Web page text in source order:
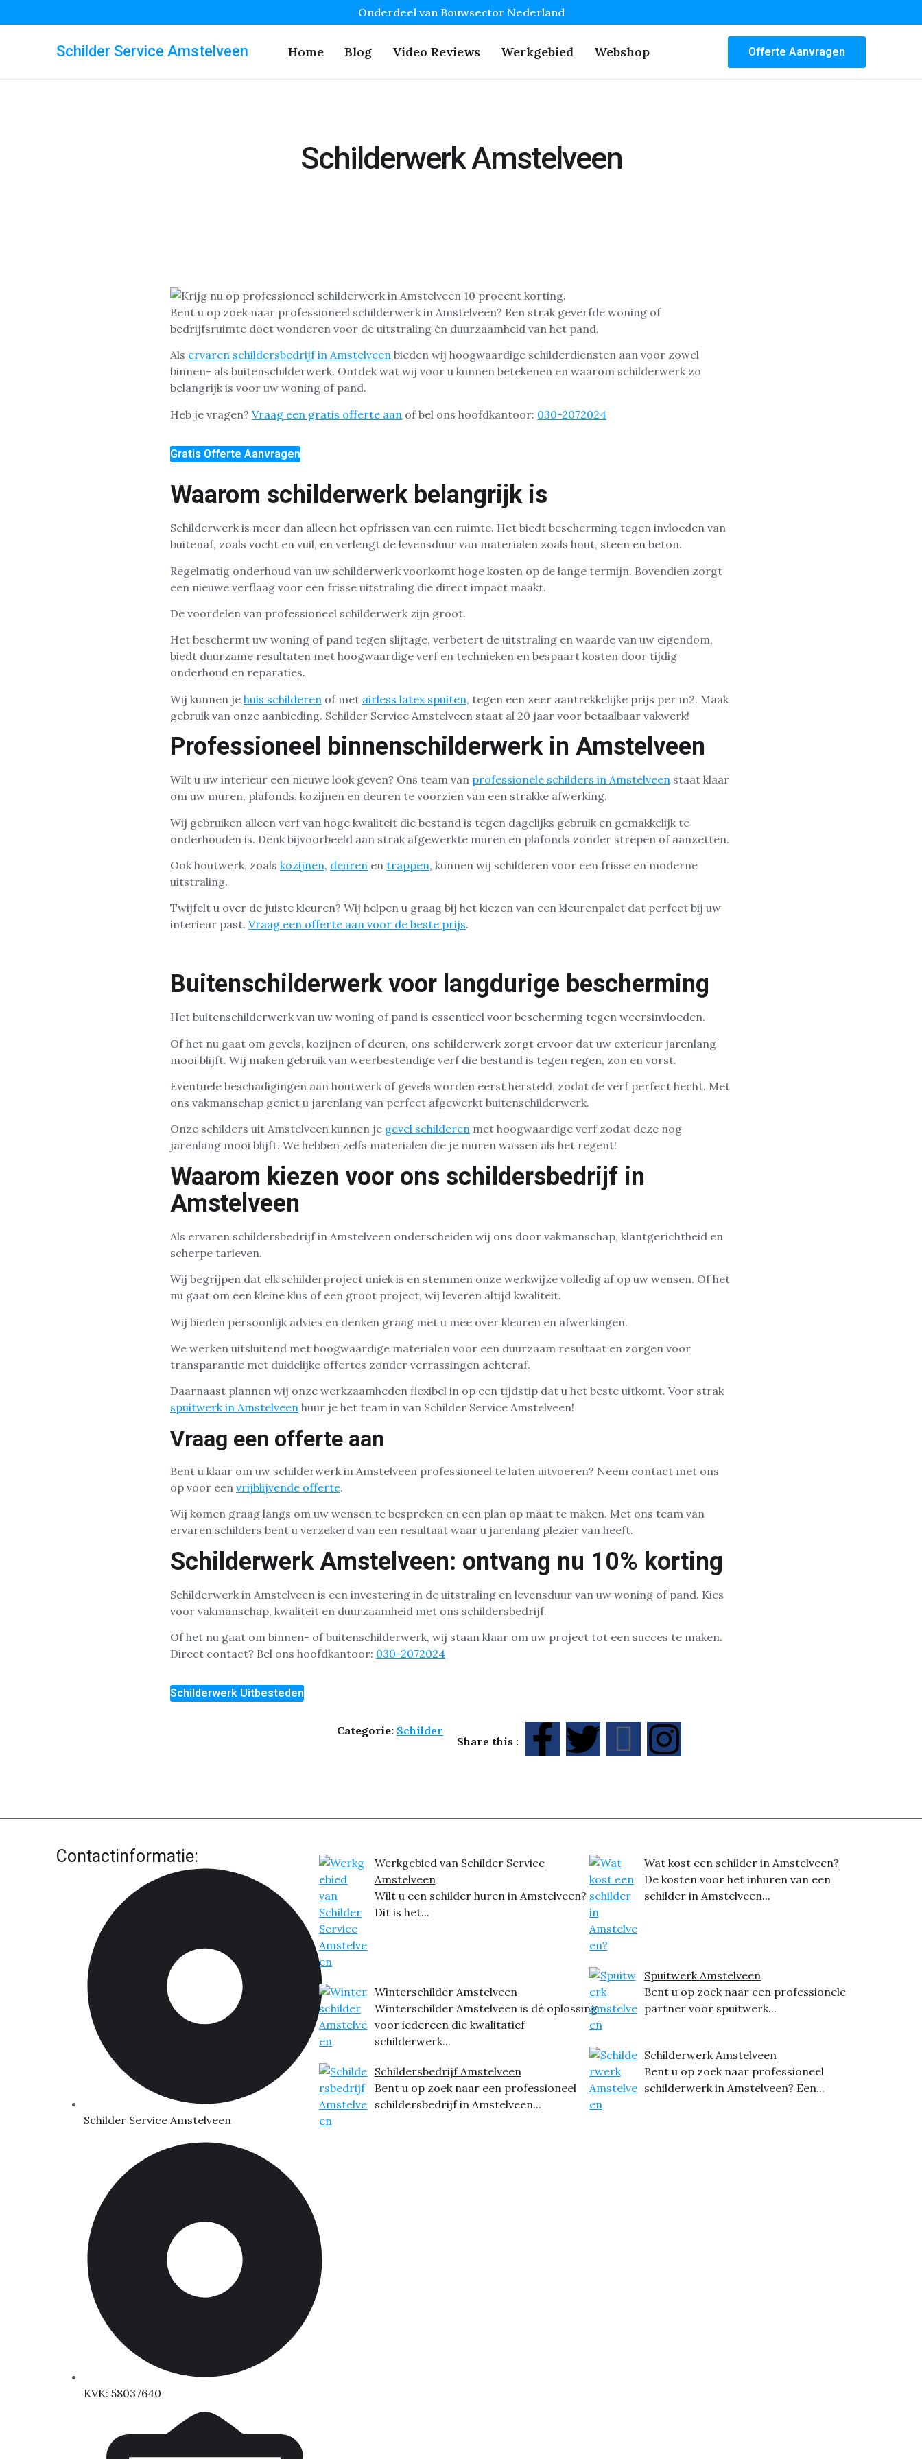
Onderdeel van Bouwsector Nederland
Schilder Service Amstelveen Home Blog Video Reviews Werkgebied Webshop Offerte Aanvragen
Schilderwerk Amstelveen
Bent u op zoek naar professioneel schilderwerk in Amstelveen? Een strak geverfde woning of
bedrijfsruimte doet wonderen voor de uitstraling én duurzaamheid van het pand.
Als ervaren schildersbedrijf in Amstelveen bieden wij hoogwaardige schilderdiensten aan voor zowel
binnen- als buitenschilderwerk. Ontdek wat wij voor u kunnen betekenen en waarom schilderwerk zo
belangrijk is voor uw woning of pand.
Heb je vragen? Vraag een gratis offerte aan of bel ons hoofdkantoor: 030-2072024
Gratis Offerte Aanvragen
Waarom schilderwerk belangrijk is
Schilderwerk is meer dan alleen het opfrissen van een ruimte. Het biedt bescherming tegen invloeden van
buitenaf, zoals vocht en vuil, en verlengt de levensduur van materialen zoals hout, steen en beton.
Regelmatig onderhoud van uw schilderwerk voorkomt hoge kosten op de lange termijn. Bovendien zorgt
een nieuwe verflaag voor een frisse uitstraling die direct impact maakt.
De voordelen van professioneel schilderwerk zijn groot.
Het beschermt uw woning of pand tegen slijtage, verbetert de uitstraling en waarde van uw eigendom,
biedt duurzame resultaten met hoogwaardige verf en technieken en bespaart kosten door tijdig
onderhoud en reparaties.
Wij kunnen je huis schilderen of met airless latex spuiten, tegen een zeer aantrekkelijke prijs per m2. Maak
gebruik van onze aanbieding. Schilder Service Amstelveen staat al 20 jaar voor betaalbaar vakwerk!
Professioneel binnenschilderwerk in Amstelveen
Wilt u uw interieur een nieuwe look geven? Ons team van professionele schilders in Amstelveen staat klaar
om uw muren, plafonds, kozijnen en deuren te voorzien van een strakke afwerking.
Wij gebruiken alleen verf van hoge kwaliteit die bestand is tegen dagelijks gebruik en gemakkelijk te
onderhouden is. Denk bijvoorbeeld aan strak afgewerkte muren en plafonds zonder strepen of aanzetten.
Ook houtwerk, zoals kozijnen, deuren en trappen, kunnen wij schilderen voor een frisse en moderne
uitstraling.
Twijfelt u over de juiste kleuren? Wij helpen u graag bij het kiezen van een kleurenpalet dat perfect bij uw
interieur past. Vraag een offerte aan voor de beste prijs.
Buitenschilderwerk voor langdurige bescherming
Het buitenschilderwerk van uw woning of pand is essentieel voor bescherming tegen weersinvloeden.
Of het nu gaat om gevels, kozijnen of deuren, ons schilderwerk zorgt ervoor dat uw exterieur jarenlang
mooi blijft. Wij maken gebruik van weerbestendige verf die bestand is tegen regen, zon en vorst.
Eventuele beschadigingen aan houtwerk of gevels worden eerst hersteld, zodat de verf perfect hecht. Met
ons vakmanschap geniet u jarenlang van perfect afgewerkt buitenschilderwerk.
Onze schilders uit Amstelveen kunnen je gevel schilderen met hoogwaardige verf zodat deze nog
jarenlang mooi blijft. We hebben zelfs materialen die je muren wassen als het regent!
Waarom kiezen voor ons schildersbedrijf in
Amstelveen
Als ervaren schildersbedrijf in Amstelveen onderscheiden wij ons door vakmanschap, klantgerichtheid en
scherpe tarieven.
Wij begrijpen dat elk schilderproject uniek is en stemmen onze werkwijze volledig af op uw wensen. Of het
nu gaat om een kleine klus of een groot project, wij leveren altijd kwaliteit.
Wij bieden persoonlijk advies en denken graag met u mee over kleuren en afwerkingen.
We werken uitsluitend met hoogwaardige materialen voor een duurzaam resultaat en zorgen voor
transparantie met duidelijke offertes zonder verrassingen achteraf.
Daarnaast plannen wij onze werkzaamheden flexibel in op een tijdstip dat u het beste uitkomt. Voor strak
spuitwerk in Amstelveen huur je het team in van Schilder Service Amstelveen!
Vraag een offerte aan
Bent u klaar om uw schilderwerk in Amstelveen professioneel te laten uitvoeren? Neem contact met ons
op voor een vrijblijvende offerte.
Wij komen graag langs om uw wensen te bespreken en een plan op maat te maken. Met ons team van
ervaren schilders bent u verzekerd van een resultaat waar u jarenlang plezier van heeft.
Schilderwerk Amstelveen: ontvang nu 10% korting
Schilderwerk in Amstelveen is een investering in de uitstraling en levensduur van uw woning of pand. Kies
voor vakmanschap, kwaliteit en duurzaamheid met ons schildersbedrijf.
Of het nu gaat om binnen- of buitenschilderwerk, wij staan klaar om uw project tot een succes te maken.
Direct contact? Bel ons hoofdkantoor: 030-2072024
Schilderwerk Uitbesteden
Categorie: Schilder
Share this :
Contactinformatie:
Schilder Service Amstelveen
KVK: 58037640
Werkgebied van Schilder Service
Amstelveen
Wilt u een schilder huren in Amstelveen?
Dit is het...
Winterschilder Amstelveen
Winterschilder Amstelveen is dé oplossing
voor iedereen die kwalitatief
schilderwerk...
Schildersbedrijf Amstelveen
Bent u op zoek naar een professioneel
schildersbedrijf in Amstelveen...
Wat kost een schilder in Amstelveen?
De kosten voor het inhuren van een
schilder in Amstelveen...
Spuitwerk Amstelveen
Bent u op zoek naar een professionele
partner voor spuitwerk...
Schilderwerk Amstelveen
Bent u op zoek naar professioneel
schilderwerk in Amstelveen? Een...